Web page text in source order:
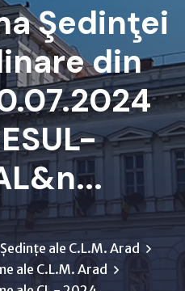
Şedinţei
din
Ședințe ale C.L.M. Arad
ale C.L.M. Arad